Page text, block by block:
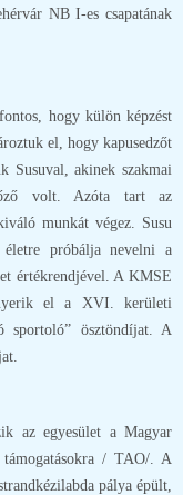
NB I-es csapatának
hogy külön képzést
el, hogy kapusedzőt
Susuval, akinek szakmai
volt. Azóta tart az
munkát végez. Susu
életre próbálja nevelni a
értékrendjével. A KMSE
el a XVI. kerületi
sportoló” ösztöndíjat. A
az egyesület a Magyar
/ TAO/. A
pálya épült,